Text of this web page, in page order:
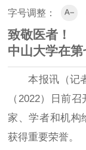
字号调整： 
致敬医者！
中山大学在
本报讯（记
（2022）日前
家、学者和机构
获得重要荣誉。